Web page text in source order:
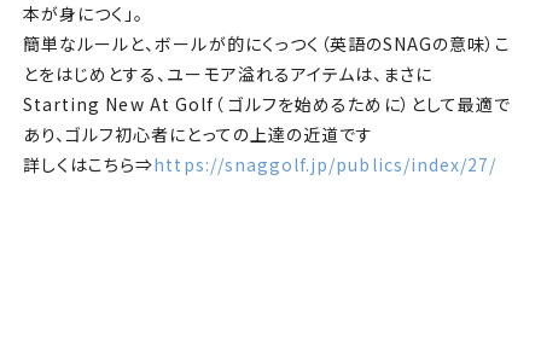
本が身につく」。
簡単なルールと、ボールが的にくっつく（英語のSNAGの意味）こ
とをはじめとする、ユーモア溢れるアイテムは、まさに
Starting New At Golf（ ゴルフを始めるために）として最適で
あり、ゴルフ初心者にとっての上達の近道です
詳しくはこちら⇒https://snaggolf.jp/publics/index/27/